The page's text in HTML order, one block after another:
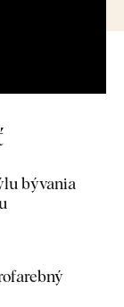
bývania